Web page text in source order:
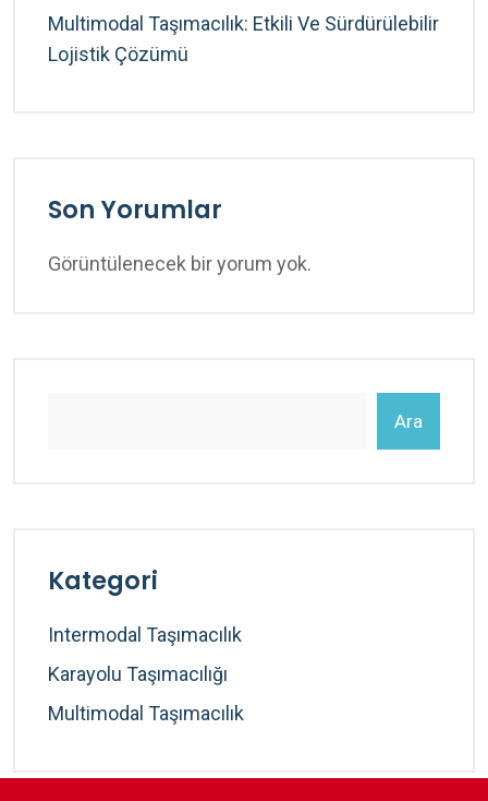
Multimodal Taşımacılık: Etkili Ve Sürdürülebilir
Lojistik Çözümü
Son Yorumlar
Görüntülenecek bir yorum yok.
Ara
Kategori
Intermodal Taşımacılık
Karayolu Taşımacılığı
Multimodal Taşımacılık